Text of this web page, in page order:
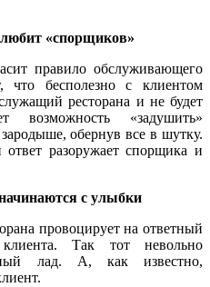
«спорщиков»
правило обслуживающего
что бесполезно с клиентом
ресторана и не будет
«задушить»
обернув все в шутку.
разоружает спорщика и
с улыбки
провоцирует на ответный
Так тот невольно
лад. А, как известно,